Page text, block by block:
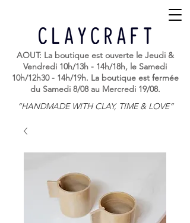
“HANDMADE WITH CLAY, TIME & LOVE”
AOUT: La boutique est ouverte le Jeudi &
Vendredi 10h/13h - 14h/18h, le Samedi
10h/12h30 - 14h/19h. La boutique est fermée
du Samedi 8/08 au Mercredi 19/08.